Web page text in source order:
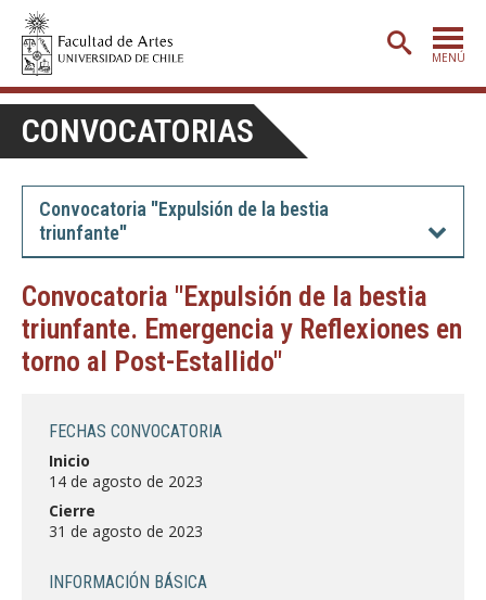
MENÚ
PORTADA
ADMISIÓN
ETAPA BÁSICA
POSTGRADO
EXTENSIÓN
CREACIÓNE INVESTIGACIÓN
Estudiantes
Académicas/os
CONVOCATORIAS
Convocatoria "Expulsión de la bestia
triunfante"
Convocatoria "Expulsión de la bestia
triunfante. Emergencia y Reflexiones en
torno al Post-Estallido"
FECHAS CONVOCATORIA
Inicio
14 de agosto de 2023
Cierre
31 de agosto de 2023
INFORMACIÓN BÁSICA